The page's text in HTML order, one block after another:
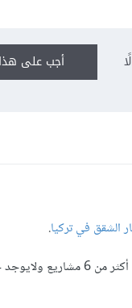
أجب على
الشقق في تركيا.
لكن لدي مشكلة في صفحة عرض المشاريع العقارية لايظهر سوى 6 مشاريع فقط . أريد